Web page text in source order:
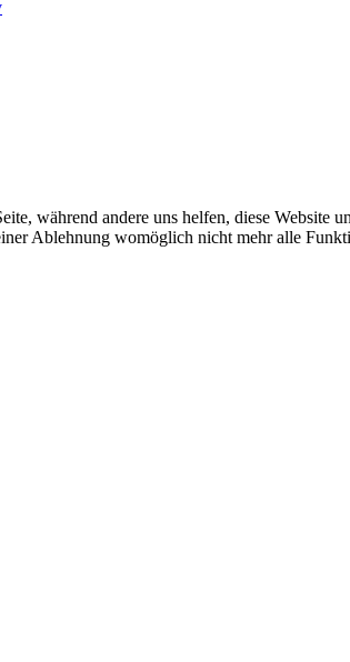
während andere uns helfen, diese Website
Ablehnung womöglich nicht mehr alle